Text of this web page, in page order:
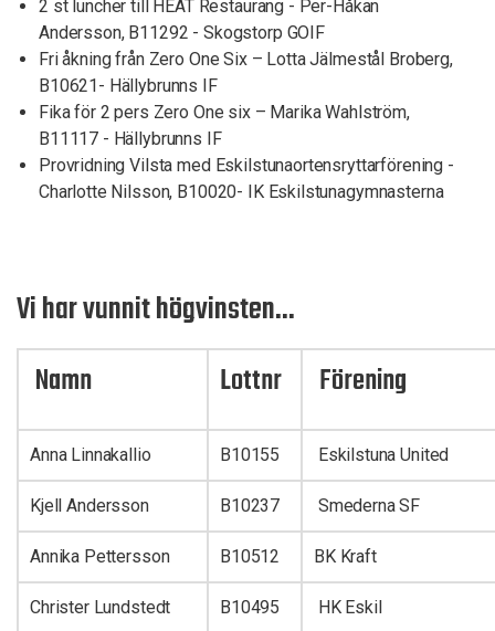
2 st luncher till HEAT Restaurang - Per-Håkan
Andersson, B11292 - Skogstorp GOIF
Fri åkning från Zero One Six – Lotta Jälmestål Broberg,
B10621- Hällybrunns IF
Fika för 2 pers Zero One six – Marika Wahlström,
B11117 - Hällybrunns IF
Provridning Vilsta med Eskilstunaortensryttarförening -
Charlotte Nilsson, B10020- IK Eskilstunagymnasterna
Vi har vunnit högvinsten...
Namn Lottnr Förening
Anna Linnakallio B10155 Eskilstuna United
Kjell Andersson B10237 Smederna SF
Annika Pettersson B10512 BK Kraft
Christer Lundstedt B10495 HK Eskil